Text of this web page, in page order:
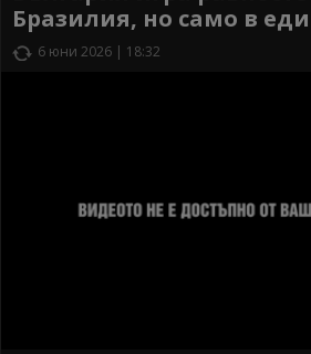
Бразилия, но само в
6 юни 2026 | 18:32